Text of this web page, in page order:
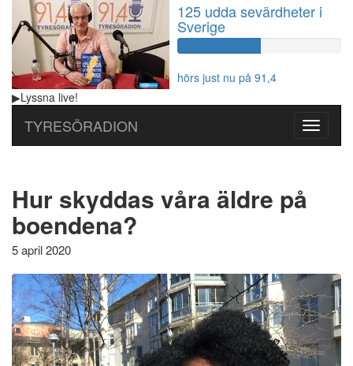
125 udda sevärdheter i
Sverige
hörs just nu på 91,4
▶Lyssna live!
Toggle
TYRESÖRADION
Hur skyddas våra äldre på
boendena?
5 april 2020